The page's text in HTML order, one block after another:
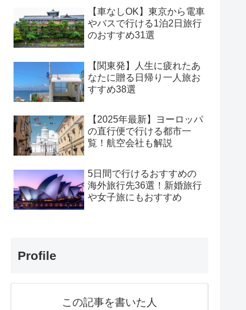
っ
！
THE MITSUI KYOTOのスパ
【車なしOK】東京から電車
やバスで行ける1泊2日旅行
のおすすめ31選
【関東発】人生に疲れたあ
なたに贈る日帰り一人旅お
すすめ38選
【2025年最新】ヨーロッパ
の直行便で行ける都市一
覧！航空会社も解説
5日間で行けるおすすめの
海外旅行先36選！新婚旅行
や女子旅にもおすすめ
Profile
この記事を書いた人